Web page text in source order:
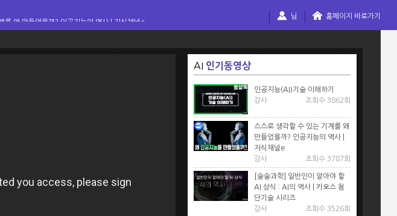
님 홈페이지 바로가기
AI 인기동영상
인공지능(AI)기술 이해하기
강사
조회수 3862회
스스로 생각할 수 있는 기계를 왜
만들었을까? 인공지능의 역사 |
지식채널e
강사
조회수 3787회
[술술과학] 일반인이 알아야 할
AI 상식 : AI의 역사 | 카오스 첨
단기술 시리즈
강사
조회수 3526회